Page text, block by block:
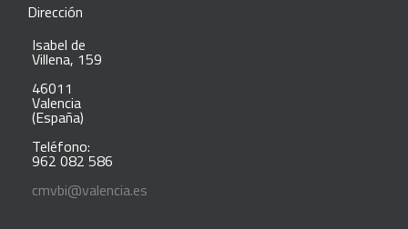
Dirección
Isabel de
Villena, 159
46011
Valencia
(España)
Teléfono:
962 082 586
cmvbi@valencia.es